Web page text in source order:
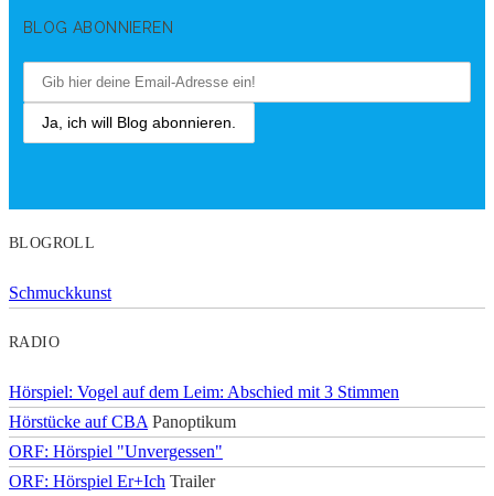
BLOG ABONNIEREN
BLOGROLL
Schmuckkunst
RADIO
Hörspiel: Vogel auf dem Leim: Abschied mit 3 Stimmen
Hörstücke auf CBA Panoptikum
ORF: Hörspiel "Unvergessen"
ORF: Hörspiel Er+Ich Trailer